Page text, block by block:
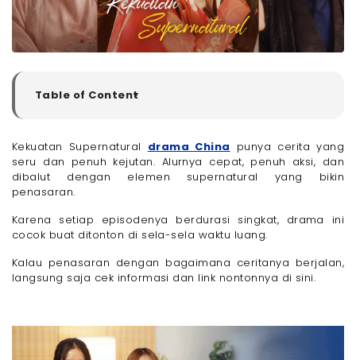
Table of Content
▼
Cara Nonton Kekuatan Supranatural Drama China
Link Nonton Kekuatan Supranatural Drama China
Bebas Nonton Drama & Film Favorit Tanpa
Gangguan dengan Paket Internet Only Megavision!
Kekuatan Supernatural drama China punya cerita yang
seru dan penuh kejutan. Alurnya cepat, penuh aksi, dan
dibalut dengan elemen supernatural yang bikin
penasaran.
Karena setiap episodenya berdurasi singkat, drama ini
cocok buat ditonton di sela-sela waktu luang.
Kalau penasaran dengan bagaimana ceritanya berjalan,
langsung saja cek informasi dan link nontonnya di sini.